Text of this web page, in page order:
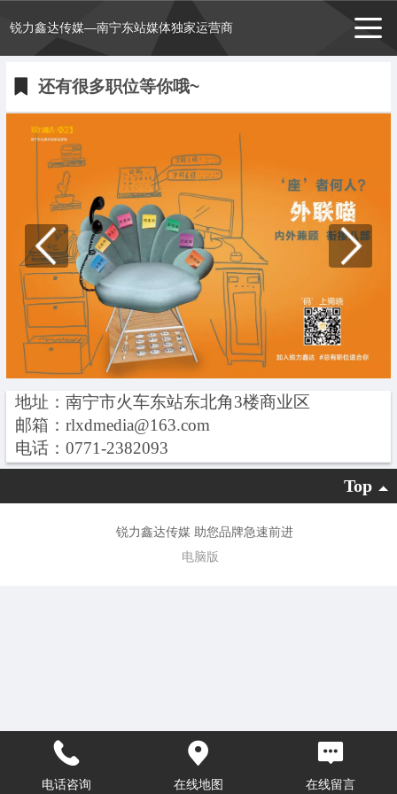
锐力鑫达传媒—南宁东站媒体独家运营商
还有很多职位等你哦~
地址： 南宁市火车东站东北角3楼商业区
邮箱： rlxdmedia@163.com
电话： 0771-2382093
Top
锐力鑫达传媒 助您品牌急速前进
电脑版
电话咨询 在线地图 在线留言